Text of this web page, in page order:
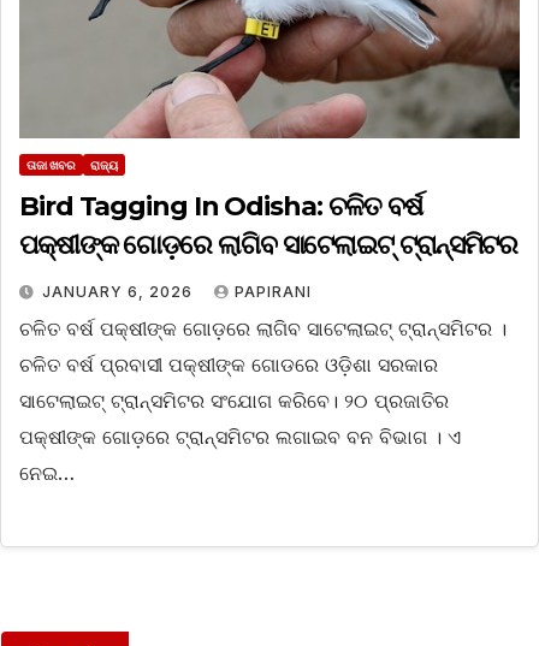
ତାଜା ଖବର ରାଜ୍ୟ
Bird Tagging In Odisha: ଚଳିତ ବର୍ଷ
ପକ୍ଷୀଙ୍କ ଗୋଡ଼ରେ ଲାଗିବ ସାଟେଲାଇଟ୍‌ ଟ୍ରାନ୍ସମିଟର
JANUARY 6, 2026 PAPIRANI
ଚଳିତ ବର୍ଷ ପକ୍ଷୀଙ୍କ ଗୋଡ଼ରେ ଲାଗିବ ସାଟେଲାଇଟ୍‌ ଟ୍ରାନ୍ସମିଟର ।
ଚଳିତ ବର୍ଷ ପ୍ରବାସୀ ପକ୍ଷୀଙ୍କ ଗୋଡରେ ଓଡ଼ିଶା ସରକାର
ସାଟେଲାଇଟ୍ ଟ୍ରାନ୍ସମିଟର ସଂଯୋଗ କରିବେ। ୨୦ ପ୍ରଜାତିର
ପକ୍ଷୀଙ୍କ ଗୋଡ଼ରେ ଟ୍ରାନ୍ସମିଟର ଲଗାଇବ ବନ ବିଭାଗ । ଏ
ନେଇ…